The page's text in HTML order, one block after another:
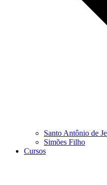
Santo Antônio de
Simões Filho
Cursos